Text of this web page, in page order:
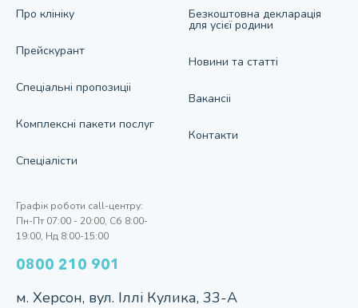
Про клiнiку
Прейскурант
Спецiальнi пропозицii
Комплекснi пакети послуг
Спецiалiсти
Безкоштовна декларація
для усієї родини
Новини та статтi
Вакансii
Контакти
Графік роботи call-центру:
Пн-Пт 07:00 - 20:00, Сб 8:00-
19:00, Нд 8:00-15:00
0800 210 901
м. Херсон, вул. Iллi Кулика, 33-А